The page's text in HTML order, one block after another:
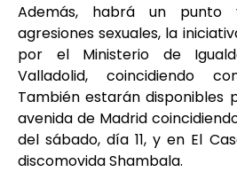
Además, habrá un punto
agresiones sexuales, la
por el Ministerio de
Valladolid, coincidiendo
También estarán disponibles
avenida de Madrid
del sábado, día 11, y en El
discomovida Shambala.